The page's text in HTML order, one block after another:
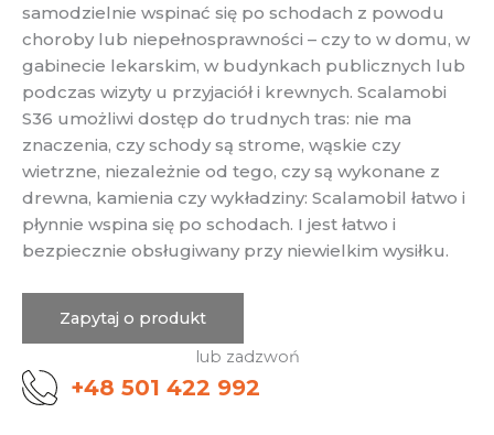
samodzielnie wspinać się po schodach z powodu
choroby lub niepełnosprawności – czy to w domu, w
gabinecie lekarskim, w budynkach publicznych lub
podczas wizyty u przyjaciół i krewnych. Scalamobi
S36 umożliwi dostęp do trudnych tras: nie ma
znaczenia, czy schody są strome, wąskie czy
wietrzne, niezależnie od tego, czy są wykonane z
drewna, kamienia czy wykładziny: Scalamobil łatwo i
płynnie wspina się po schodach. I jest łatwo i
bezpiecznie obsługiwany przy niewielkim wysiłku.
Zapytaj o produkt
lub zadzwoń
+48 501 422 992